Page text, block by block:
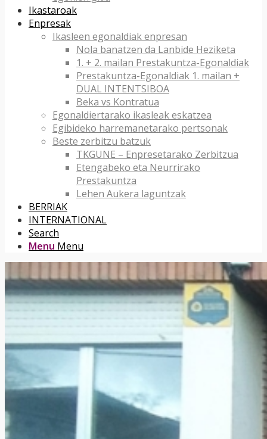
Ikastaroak
Enpresak
Ikasleen egonaldiak enpresan
Nola banatzen da Lanbide Heziketa
1. + 2. mailan Prestakuntza-Egonaldiak
Prestakuntza-Egonaldiak 1. mailan +
DUAL INTENTSIBOA
Beka vs Kontratua
Egonaldiertarako ikasleak eskatzea
Egibideko harremanetarako pertsonak
Beste zerbitzu batzuk
TKGUNE – Enpresetarako Zerbitzua
Etengabeko eta Neurrirako
Prestakuntza
Lehen Aukera laguntzak
BERRIAK
INTERNATIONAL
Search
Menu Menu